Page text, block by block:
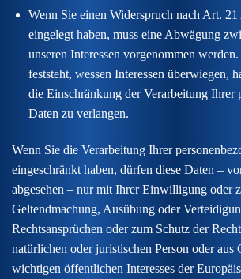
Wenn Sie einen Widerspruch nach Art.
eingelegt haben, muss eine Abwägung
unseren Interessen vorgenommen
feststeht, wessen Interessen überwiegen,
die Einschränkung der Verarbeitung Ihrer
Daten zu verlangen.
Wenn Sie die Verarbeitung Ihrer
eingeschränkt haben, dürfen diese Daten –
abgesehen – nur mit Ihrer Einwilligung oder
Geltendmachung, Ausübung oder
Rechtsansprüchen oder zum Schutz der
natürlichen oder juristischen Person oder aus
wichtigen öffentlichen Interesses der